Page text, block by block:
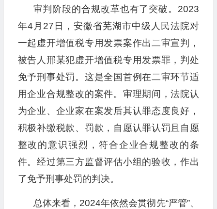
审判阶段的合规改革也有了突破。2023
年4月27日，安徽省芜湖市中级人民法院对
一起虚开增值税专用发票案作出二审宣判，
被告人邢某犯虚开增值税专用发票罪，判处
免予刑事处罚。这是全国首例在二审环节适
用企业合规整改的案件。审理期间，法院认
为企业、企业家在案发后其认罪态度良好，
积极补缴税款、罚款，自愿认罪认罚且自愿
整改的意识强烈，符合企业合规整改的条
件。经过第三方监督评估小组的验收，作出
了免予刑事处罚的判决。
总体来看，2024年依然会贯彻先“严管”、